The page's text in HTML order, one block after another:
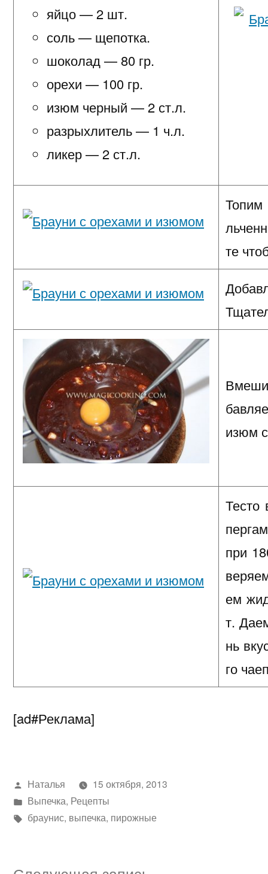
яйцо — 2 шт.
соль — щепотка.
шоколад — 80 гр.
орехи — 100 гр.
изюм черный — 2 ст.л.
разрыхлитель — 1 ч.л.
ликер — 2 ст.л.
Топим
те
изюм
Тесто
при
ем
т.
нь
го
[ad#Реклама]
Написано
автором
Наталья
15 октября, 2013
Написано
в
Выпечка, Рецепты
Метки:
браунис, выпечка, пирожные